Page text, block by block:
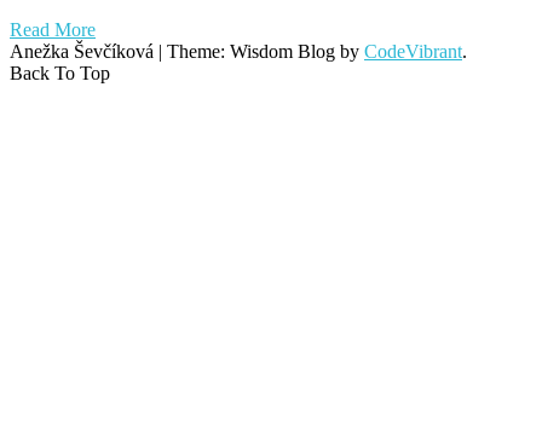
Read More
Anežka Ševčíková | Theme: Wisdom Blog by CodeVibrant.
Back To Top